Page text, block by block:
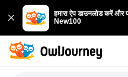
हमारा ऐप डाउनलोड करें और
New100